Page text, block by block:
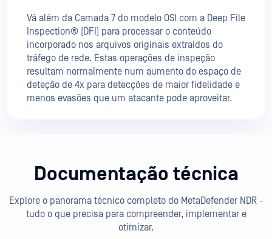
Vá além da Camada 7 do modelo OSI com a Deep File
Inspection® (DFI) para processar o conteúdo
incorporado nos arquivos originais extraídos do
tráfego de rede. Estas operações de inspeção
resultam normalmente num aumento do espaço de
deteção de 4x para detecções de maior fidelidade e
menos evasões que um atacante pode aproveitar.
Documentação técnica
Explore o panorama técnico completo do MetaDefender NDR -
tudo o que precisa para compreender, implementar e
otimizar.